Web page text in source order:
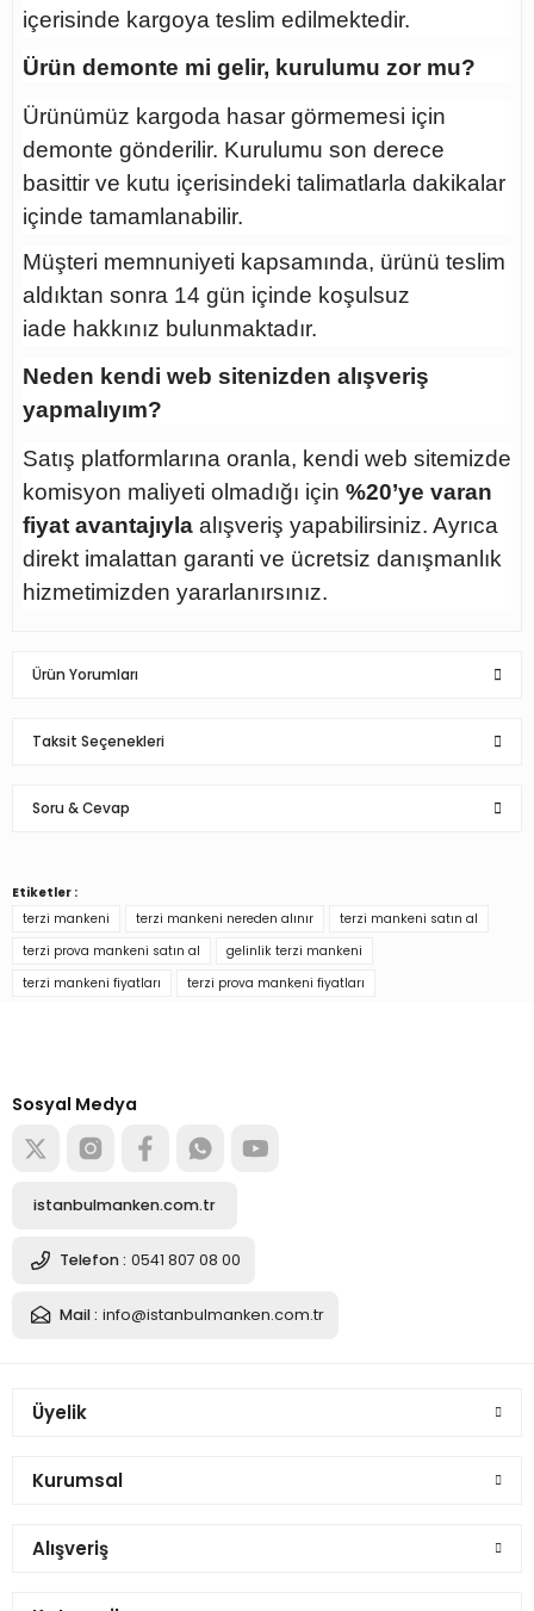
içerisinde kargoya teslim edilmektedir.
Ürün demonte mi gelir, kurulumu zor mu?
Ürünümüz kargoda hasar görmemesi için
demonte gönderilir. Kurulumu son derece
basittir ve kutu içerisindeki talimatlarla dakikalar
içinde tamamlanabilir.
Müşteri memnuniyeti kapsamında, ürünü teslim
aldıktan sonra 14 gün içinde koşulsuz
iade hakkınız bulunmaktadır.
Neden kendi web sitenizden alışveriş
yapmalıyım?
Satış platformlarına oranla, kendi web sitemizde
komisyon maliyeti olmadığı için %20’ye varan
fiyat avantajıyla alışveriş yapabilirsiniz. Ayrıca
direkt imalattan garanti ve ücretsiz danışmanlık
hizmetimizden yararlanırsınız.
Ürün Yorumları
Taksit Seçenekleri
Soru & Cevap
Etiketler :
terzi mankeni
terzi mankeni nereden alınır
terzi mankeni satın al
terzi prova mankeni satın al
gelinlik terzi mankeni
terzi mankeni fiyatları
terzi prova mankeni fiyatları
Sosyal Medya
istanbulmanken.com.tr
Telefon : 0541 807 08 00
Mail : info@istanbulmanken.com.tr
Üyelik
Kurumsal
Alışveriş